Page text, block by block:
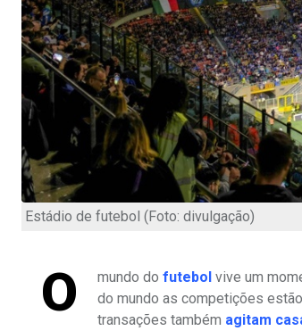
Estádio de futebol (Foto: divulgação)
O mundo do futebol vive um
do mundo as competições
transações também agitam